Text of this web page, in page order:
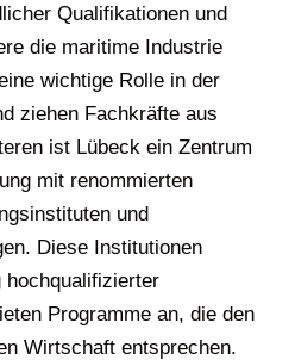
Qualifikationen und
die maritime Industrie
wichtige Rolle in der
ziehen Fachkräfte aus
ist Lübeck ein Zentrum
mit renommierten
und
Diese Institutionen
hochqualifizierter
Programme an, die den
Wirtschaft entsprechen.